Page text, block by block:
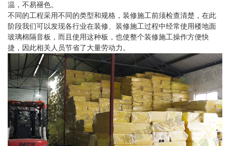
温，不易褪色。
不同的工程采用不同的类型和规格，装修施工前须检查清楚，在此
阶段我们可以发现各行业在装修、装修施工过程中经常使用楼地面
玻璃棉隔音板，而且使用这种板，也使整个装修施工操作方便快
捷，因此相关人员节省了大量劳动力。